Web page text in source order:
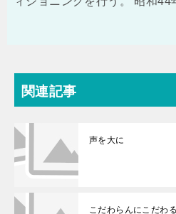
関連記事
声を大に
こだわらんにこだわる